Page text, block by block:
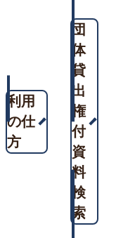
利用
の仕
方
団
体
貸
出
権
付
資
料
検
索